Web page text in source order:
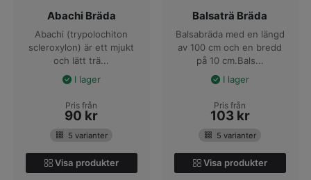
Abachi Bräda
Abachi (trypolochiton
scleroxylon) är ett mjukt
och lätt trä...
I lager
Pris från
90 kr
5 varianter
Visa produkter
Balsaträ Bräda
Balsabräda med en längd
av 100 cm och en bredd
på 10 cm.Bals...
I lager
Pris från
103 kr
5 varianter
Visa produkter